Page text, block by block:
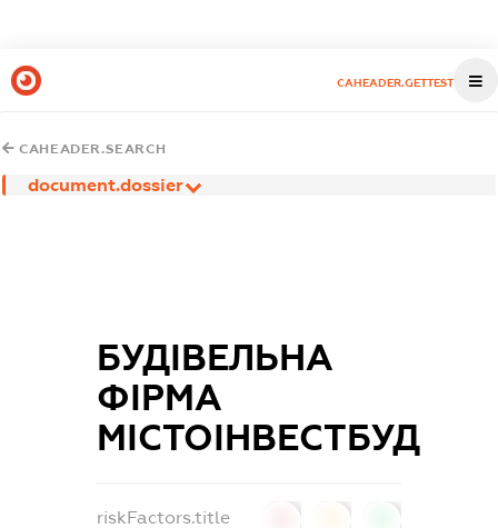
CAHEADER.GETTEST
CAHEADER.SEARCH
document.dossier
БУДІВЕЛЬНА
ФІРМА
МІСТОІНВЕСТБУД
riskFactors.title